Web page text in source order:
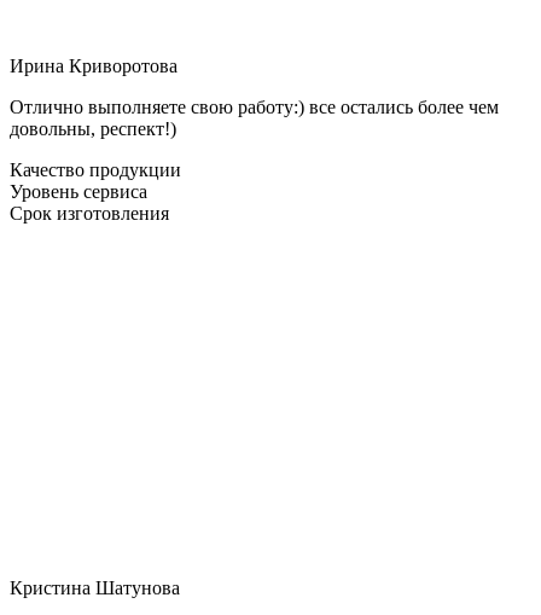
Ирина Криворотова
Отлично выполняете свою работу:) все остались более чем
довольны, респект!)
Качество продукции
Уровень сервиса
Срок изготовления
Кристина Шатунова